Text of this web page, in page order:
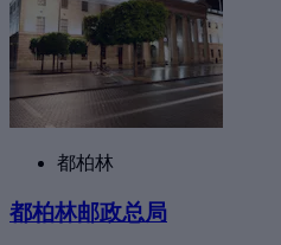
都柏林
都柏林邮政总局